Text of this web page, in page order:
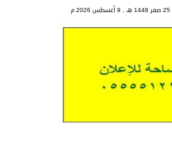
9 أغسطس 2026 م